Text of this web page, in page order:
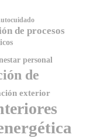
de procesos
personal
de
exterior